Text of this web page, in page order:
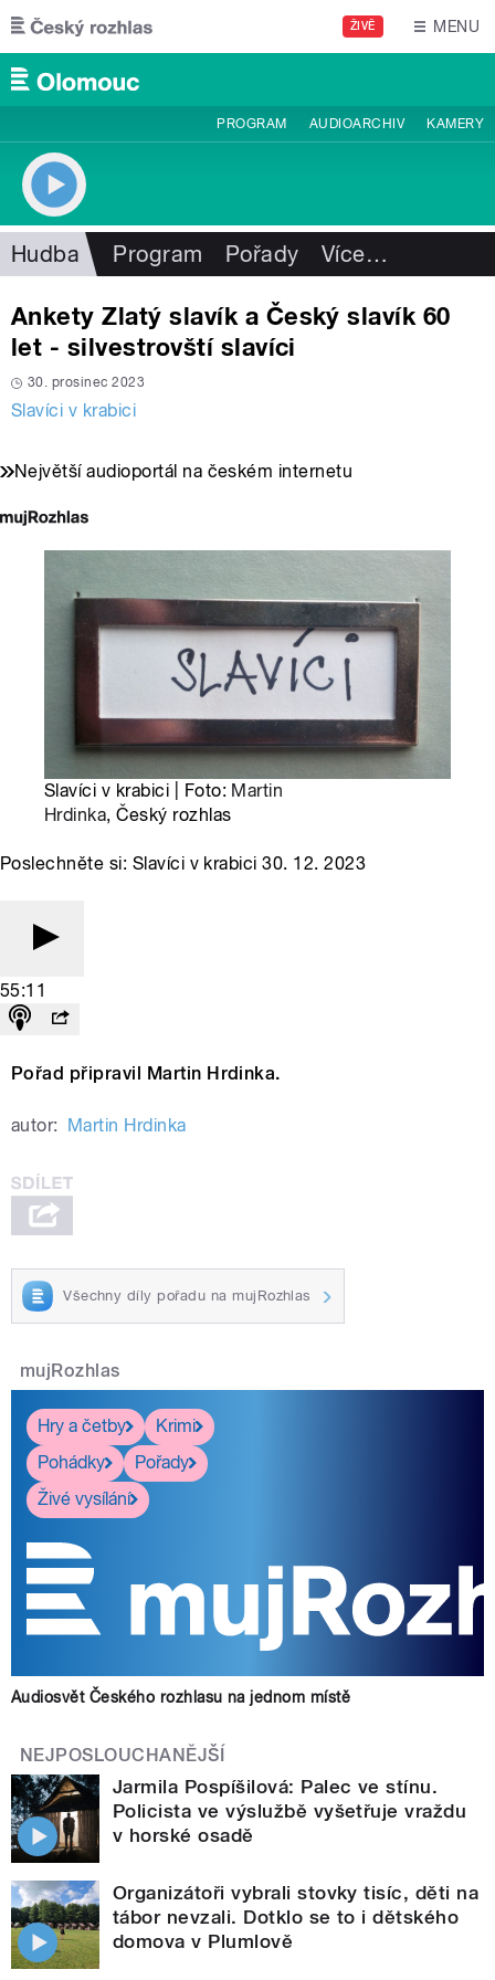
Přejít k hlavnímu obsahu
ŽIVĚ MENU
PROGRAM AUDIOARCHIV KAMERY
Hudba Program Pořady Více…
Ankety Zlatý slavík a Český slavík 60
let - silvestrovští slavíci
30. prosinec 2023
Slavíci v krabici
Největší audioportál na českém internetu
Slavíci v krabici | Foto: Martin
Hrdinka, Český rozhlas
Poslechněte si: Slavíci v krabici 30. 12. 2023
55:11
Pořad připravil Martin Hrdinka.
autor: Martin Hrdinka
Všechny díly pořadu na mujRozhlas
mujRozhlas
Hry a četby
Krimi
Pohádky
Pořady
Živé vysílání
Audiosvět Českého rozhlasu na jednom místě
NEJPOSLOUCHANĚJŠÍ
Jarmila Pospíšilová: Palec ve stínu.
Policista ve výslužbě vyšetřuje vraždu
v horské osadě
Organizátoři vybrali stovky tisíc, děti na
tábor nevzali. Dotklo se to i dětského
domova v Plumlově